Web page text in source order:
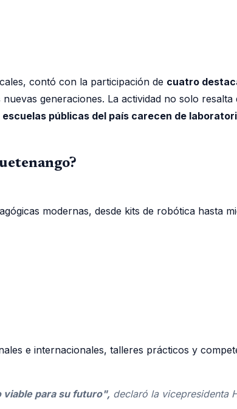
contó con la participación de cuatro
generaciones. La actividad no solo
escuelas públicas del país carecen de
modernas, desde kits de robótica hasta
e internacionales, talleres prácticos y
viable para su futuro", declaró la vicepresidenta